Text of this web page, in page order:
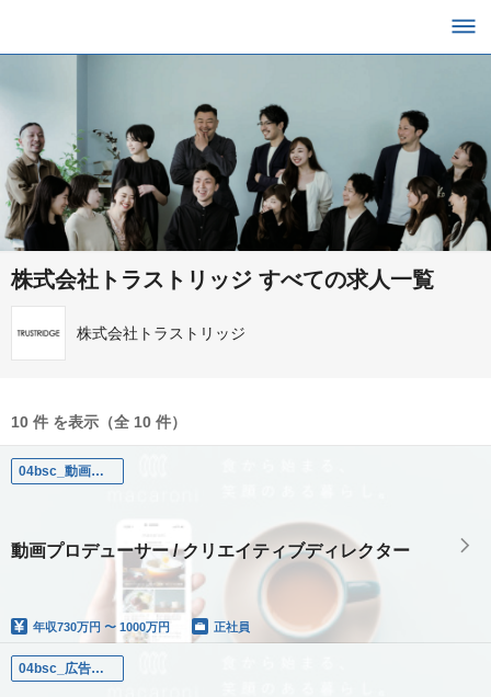
株式会社トラストリッジ すべての求人一覧
株式会社トラストリッジ
10 件 を表示（全 10 件）
04bsc_動画プロデューサー / クリエイティブディレクター
動画プロデューサー / クリエイティブディレクター
年収730万円 〜 1000万円 正社員
04bsc_広告制作ディレクター / プランナー